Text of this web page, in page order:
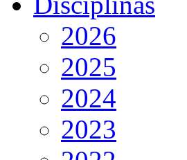
2026
2025
2024
2023